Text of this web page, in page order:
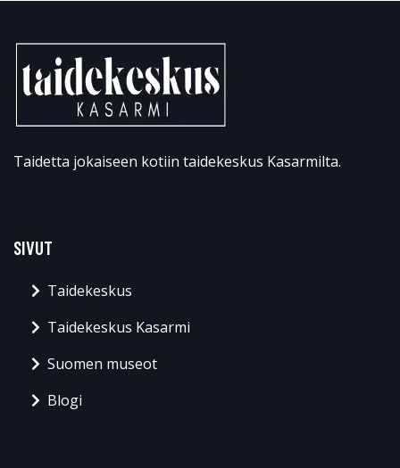
Taidetta jokaiseen kotiin taidekeskus Kasarmilta.
SIVUT
Taidekeskus
Taidekeskus Kasarmi
Suomen museot
Blogi